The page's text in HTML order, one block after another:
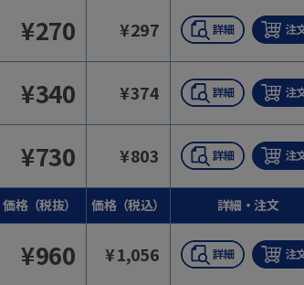
¥270 ¥297
¥340 ¥374
¥730 ¥803
価格（税抜） 価格（税込） 詳細・注文
¥960 ¥1,056